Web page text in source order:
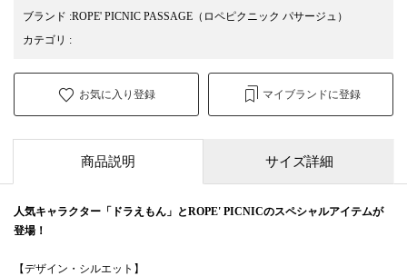
ブランド :ROPE' PICNIC PASSAGE （ロペピクニック パサージュ）
カテゴリ :
お気に入り登録 マイブランドに登録
商品説明 サイズ詳細
人気キャラクター「ドラえもん」とROPE' PICNICのスペシャルアイテムが
登場！
【デザイン・シルエット】